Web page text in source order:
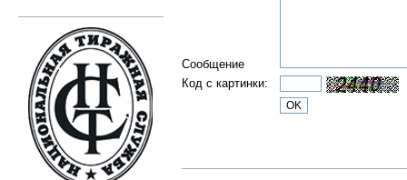
Сообщение
Код с картинки: